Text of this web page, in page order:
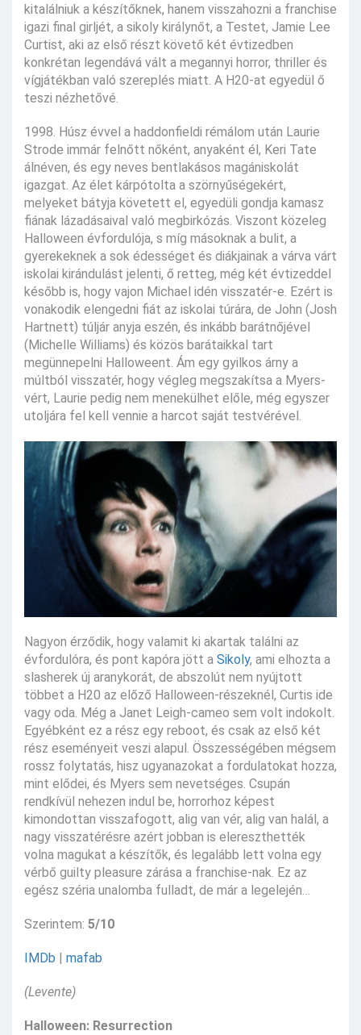
kitalálniuk a készítőknek, hanem visszahozni a franchise
igazi final girljét, a sikoly királynőt, a Testet, Jamie Lee
Curtist, aki az első részt követő két évtizedben
konkrétan legendává vált a megannyi horror, thriller és
vígjátékban való szereplés miatt. A H20-at egyedül ő
teszi nézhetővé.
1998. Húsz évvel a haddonfieldi rémálom után Laurie
Strode immár felnőtt nőként, anyaként él, Keri Tate
álnéven, és egy neves bentlakásos magániskolát
igazgat. Az élet kárpótolta a szörnyűségekért,
melyeket bátyja követett el, egyedüli gondja kamasz
fiának lázadásaival való megbirkózás. Viszont közeleg
Halloween évfordulója, s míg másoknak a bulit, a
gyerekeknek a sok édességet és diákjainak a várva várt
iskolai kirándulást jelenti, ő retteg, még két évtizeddel
később is, hogy vajon Michael idén visszatér-e. Ezért is
vonakodik elengedni fiát az iskolai túrára, de John (Josh
Hartnett) túljár anyja eszén, és inkább barátnőjével
(Michelle Williams) és közös barátaikkal tart
megünnepelni Halloweent. Ám egy gyilkos árny a
múltból visszatér, hogy végleg megszakítsa a Myers-
vért, Laurie pedig nem menekülhet előle, még egyszer
utoljára fel kell vennie a harcot saját testvérével.
Nagyon érződik, hogy valamit ki akartak találni az
évfordulóra, és pont kapóra jött a Sikoly, ami elhozta a
slasherek új aranykorát, de abszolút nem nyújtott
többet a H20 az előző Halloween-részeknél, Curtis ide
vagy oda. Még a Janet Leigh-cameo sem volt indokolt.
Egyébként ez a rész egy reboot, és csak az első két
rész eseményeit veszi alapul. Összességében mégsem
rossz folytatás, hisz ugyanazokat a fordulatokat hozza,
mint elődei, és Myers sem nevetséges. Csupán
rendkívül nehezen indul be, horrorhoz képest
kimondottan visszafogott, alig van vér, alig van halál, a
nagy visszatérésre azért jobban is elereszthették
volna magukat a készítők, és legalább lett volna egy
vérbő guilty pleasure zárása a franchise-nak. Ez az
egész széria unalomba fulladt, de már a legelején…
Szerintem: 5/10
IMDb mafab
(Levente)
Halloween: Resurrection